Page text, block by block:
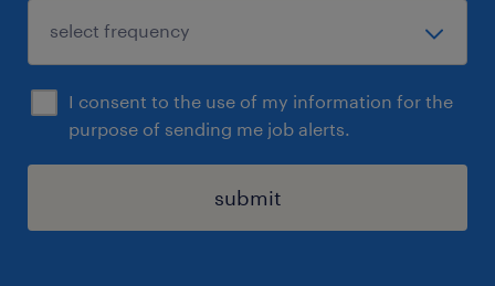
I consent to the use of my information for the
purpose of sending me job alerts.
submit